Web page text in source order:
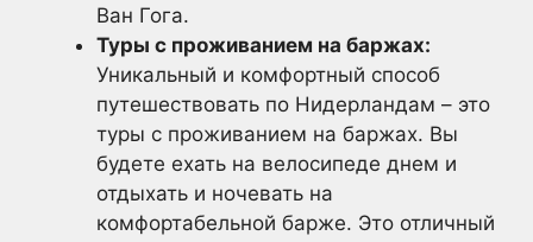
Ван Гога.
Туры с проживанием на баржах:
Уникальный и комфортный способ
путешествовать по Нидерландам – это
туры с проживанием на баржах. Вы
будете ехать на велосипеде днем и
отдыхать и ночевать на
комфортабельной барже. Это отличный